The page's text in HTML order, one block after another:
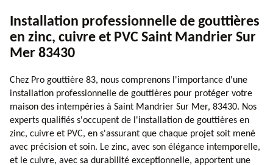
Installation professionnelle de gouttières
en zinc, cuivre et PVC Saint Mandrier Sur
Mer 83430
Chez Pro gouttière 83, nous comprenons l'importance d'une
installation professionnelle de gouttières pour protéger votre
maison des intempéries à Saint Mandrier Sur Mer, 83430. Nos
experts qualifiés s'occupent de l'installation de gouttières en
zinc, cuivre et PVC, en s'assurant que chaque projet soit mené
avec précision et soin. Le zinc, avec son élégance intemporelle,
et le cuivre, avec sa durabilité exceptionnelle, apportent une